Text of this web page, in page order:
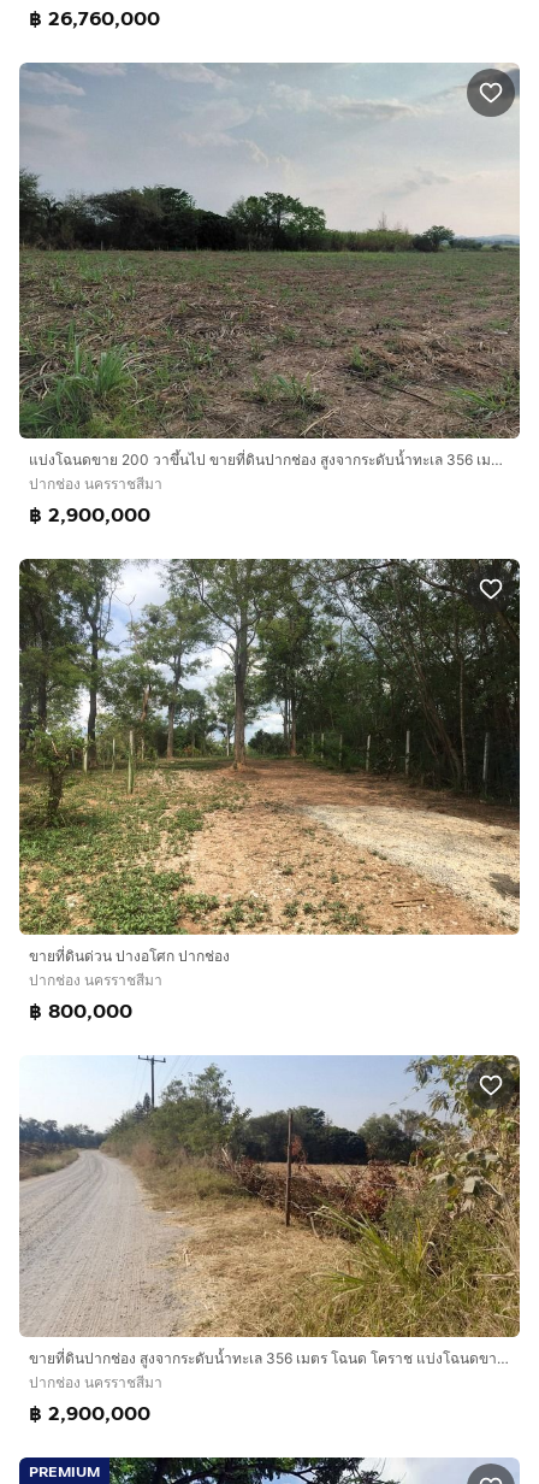
฿ 26,760,000
แบ่งโฉนดขาย 200 วาขึ้นไป ขายที่ดินปากช่อง สูงจากระดับน้ำทะเล 356 เมตร โฉนด โคราช ราคาคุยกันได้ เหมาะซื้อเก็บไว้เพื่ออนาคตอย่างยิ่ง
ปากช่อง นครราชสีมา
฿ 2,900,000
ขายที่ดินด่วน ปางอโศก ปากช่อง
ปากช่อง นครราชสีมา
฿ 800,000
ขายที่ดินปากช่อง สูงจากระดับน้ำทะเล 356 เมตร โฉนด โคราช แบ่งโฉนดขาย 200 วาขึ้นไป ราคาคุยกันได้ เหมาะซื้อเก็บไว้เพื่ออนาคตอย่างยิ่ง
ปากช่อง นครราชสีมา
฿ 2,900,000
PREMIUM